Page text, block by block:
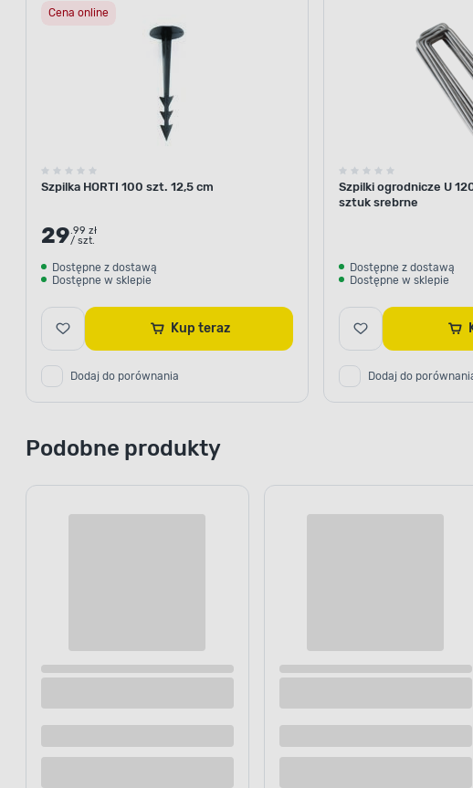
Cena online
Szpilka HORTI 100 szt. 12,5 cm
29.99 zł
/ szt.
Dostępne z dostawą
Dostępne w sklepie
Kup teraz
Dodaj do porównania
Szpilki ogrodnicze U
sztuk srebrne
Dostępne z dostawą
Dostępne w sklepie
Dodaj do
Podobne produkty